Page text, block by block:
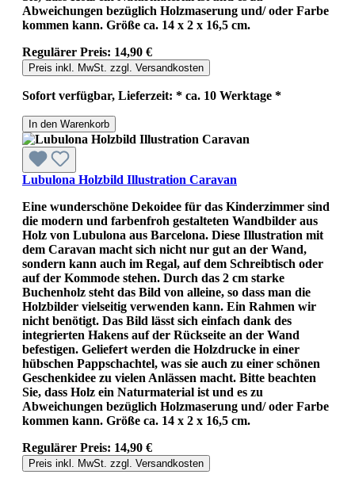
Abweichungen bezüglich Holzmaserung und/ oder Farbe
kommen kann. Größe ca. 14 x 2 x 16,5 cm.
Regulärer Preis: 14,90 €
Preis inkl. MwSt. zzgl. Versandkosten
Sofort verfügbar, Lieferzeit: * ca. 10 Werktage *
In den Warenkorb
Lubulona Holzbild Illustration Caravan
Eine wunderschöne Dekoidee für das Kinderzimmer sind
die modern und farbenfroh gestalteten Wandbilder aus
Holz von Lubulona aus Barcelona. Diese Illustration mit
dem Caravan macht sich nicht nur gut an der Wand,
sondern kann auch im Regal, auf dem Schreibtisch oder
auf der Kommode stehen. Durch das 2 cm starke
Buchenholz steht das Bild von alleine, so dass man die
Holzbilder vielseitig verwenden kann. Ein Rahmen wir
nicht benötigt. Das Bild lässt sich einfach dank des
integrierten Hakens auf der Rückseite an der Wand
befestigen. Geliefert werden die Holzdrucke in einer
hübschen Pappschachtel, was sie auch zu einer schönen
Geschenkidee zu vielen Anlässen macht. Bitte beachten
Sie, dass Holz ein Naturmaterial ist und es zu
Abweichungen bezüglich Holzmaserung und/ oder Farbe
kommen kann. Größe ca. 14 x 2 x 16,5 cm.
Regulärer Preis: 14,90 €
Preis inkl. MwSt. zzgl. Versandkosten